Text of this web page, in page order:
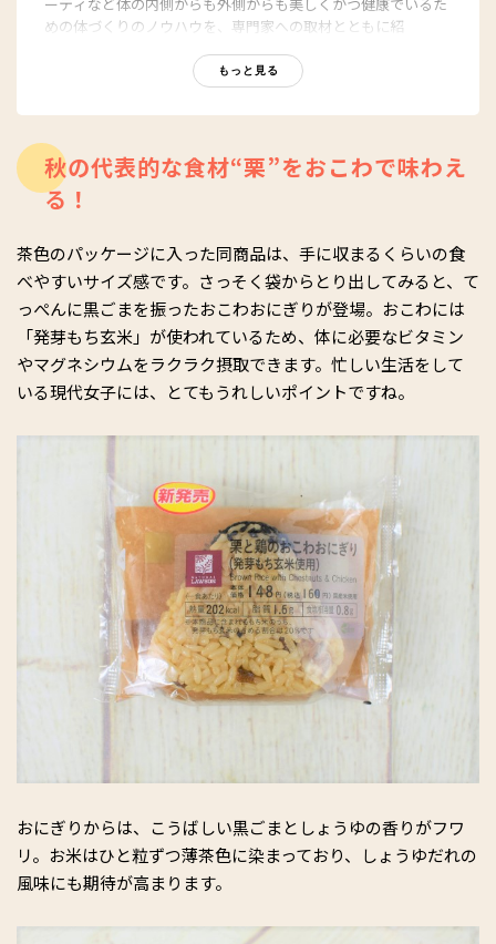
めの体づくりのノウハウを、専門家への取材とともに紹
もに、編集部員も自らさまざまなヘルシーネタを日々お試し
もっと見る
秋の代表的な食材“栗”をおこわで味わえ
る！
茶色のパッケージに入った同商品は、手に収まるくらいの食
べやすいサイズ感です。さっそく袋からとり出してみると、て
っぺんに黒ごまを振ったおこわおにぎりが登場。おこわには
「発芽もち玄米」が使われているため、体に必要なビタミン
やマグネシウムをラクラク摂取できます。忙しい生活をして
いる現代女子には、とてもうれしいポイントですね。
おにぎりからは、こうばしい黒ごまとしょうゆの香りがフワ
リ。お米はひと粒ずつ薄茶色に染まっており、しょうゆだれの
風味にも期待が高まります。